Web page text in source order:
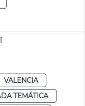
VALENCIA
TEMÁTICA